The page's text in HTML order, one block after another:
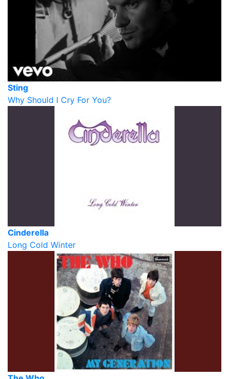
Sting
Why Should I Cry For You?
Cinderella
Long Cold Winter